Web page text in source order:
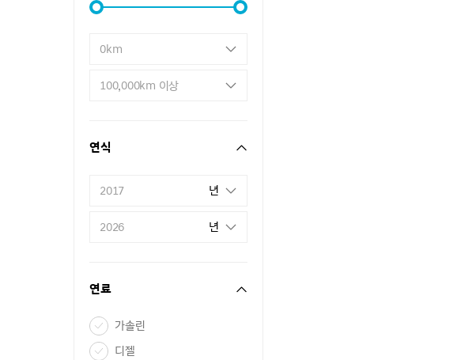
0km
100,000km 이상
연식
2017 년
2026 년
연료
가솔린
디젤